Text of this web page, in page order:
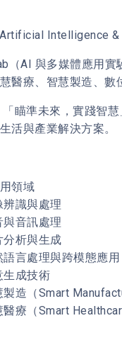
Intelligence
（AI 與多媒體應用實
醫療、智慧製造、數
瞄準未來，實踐智
活與產業解決方案。
領域
辨識與處理
與音訊處理
分析與生成
語言處理與跨模態應用
生成技術
製造（Smart
醫療（Smart